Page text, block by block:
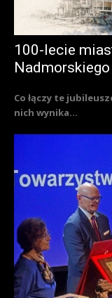
100-lecie
Co łączy te
nich wynika...